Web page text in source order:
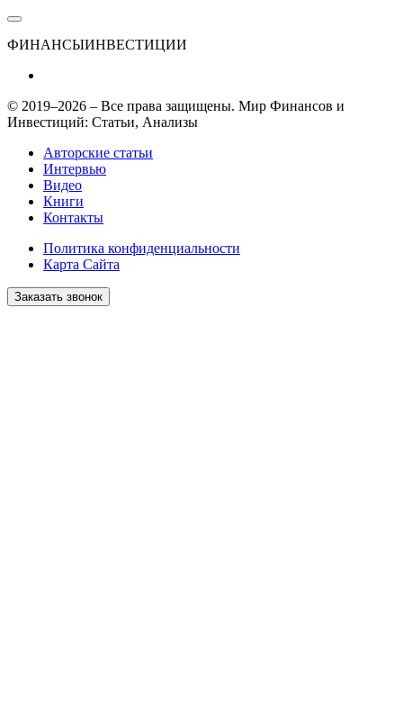
ФИНАНСЫИНВЕСТИЦИИ
© 2019–2026 – Все права защищены. Мир Финансов и
Инвестиций: Статьи, Анализы
Авторские статьи
Интервью
Видео
Книги
Контакты
Политика конфиденциальности
Карта Сайта
Заказать звонок